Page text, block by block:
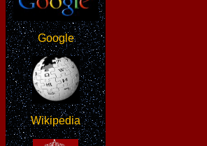
Google
Wikipedia